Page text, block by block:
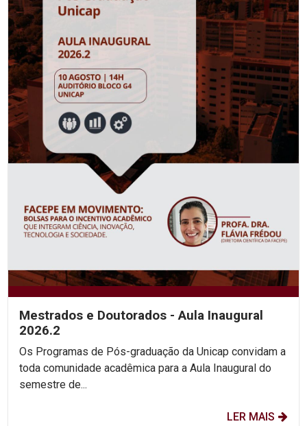
Mestrados e Doutorados - Aula Inaugural
2026.2
Os Programas de Pós-graduação da Unicap convidam a
toda comunidade acadêmica para a Aula Inaugural do
semestre de...
LER MAIS